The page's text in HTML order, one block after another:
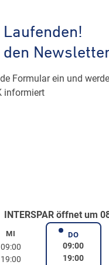
INTERSPAR öffnet um
MIMittwoch
09:00
19:00
DO
09:00
19:00